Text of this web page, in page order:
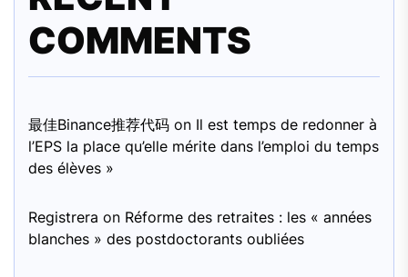
COMMENTS
最佳Binance推荐代码 on Il est temps de redonner à
l’EPS la place qu’elle mérite dans l’emploi du temps
des élèves »
Registrera on Réforme des retraites : les « années
blanches » des postdoctorants oubliées